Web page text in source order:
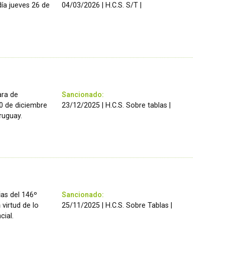
jueves 26 de
04/03/2026 | H.C.S. S/T |
de
de diciembre
Sancionado:
23/12/2025 | H.C.S. Sobre tablas |
del 146º
virtud de lo
Sancionado:
25/11/2025 | H.C.S. Sobre Tablas |